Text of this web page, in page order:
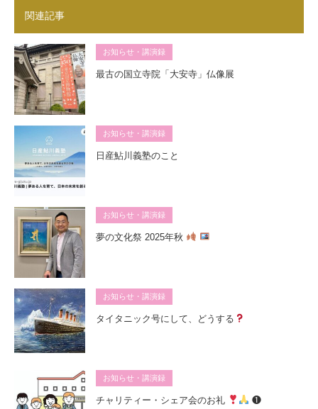
関連記事
お知らせ・講演録
最古の国立寺院「大安寺」仏像展
お知らせ・講演録
日産鮎川義塾のこと
お知らせ・講演録
夢の文化祭 2025年秋
お知らせ・講演録
タイタニック号にして、どうする
お知らせ・講演録
チャリティー・シェア会のお礼 ❶